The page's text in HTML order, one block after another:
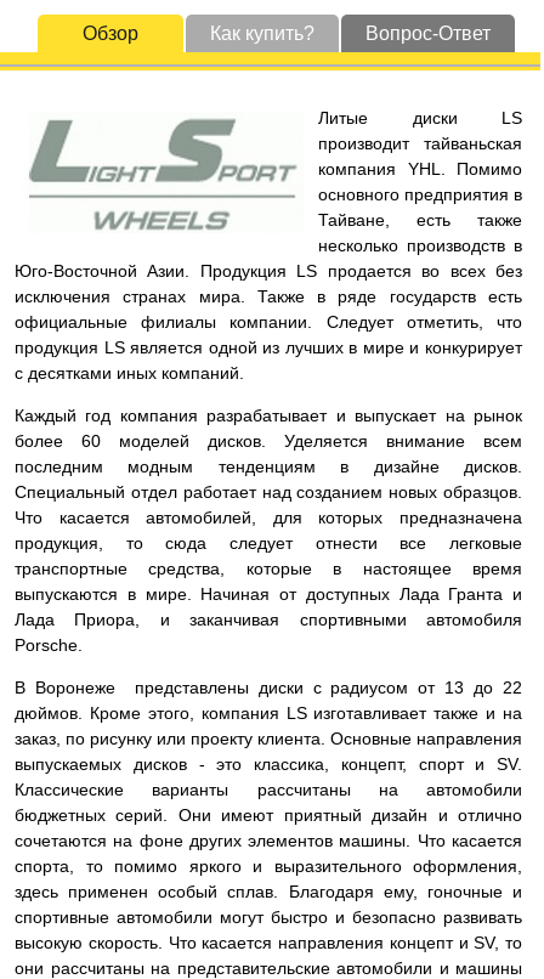
Обзор Как купить? Вопрос-Ответ
Литые диски LS
производит тайваньская
компания YHL. Помимо
основного предприятия в
Тайване, есть также
несколько производств в
Юго-Восточной Азии. Продукция LS продается во всех без
исключения странах мира. Также в ряде государств есть
официальные филиалы компании. Следует отметить, что
продукция LS является одной из лучших в мире и конкурирует
с десятками иных компаний.
Каждый год компания разрабатывает и выпускает на рынок
более 60 моделей дисков. Уделяется внимание всем
последним модным тенденциям в дизайне дисков.
Специальный отдел работает над созданием новых образцов.
Что касается автомобилей, для которых предназначена
продукция, то сюда следует отнести все легковые
транспортные средства, которые в настоящее время
выпускаются в мире. Начиная от доступных Лада Гранта и
Лада Приора, и заканчивая спортивными автомобиля
Porsche.
В Воронеже представлены диски с радиусом от 13 до 22
дюймов. Кроме этого, компания LS изготавливает также и на
заказ, по рисунку или проекту клиента. Основные направления
выпускаемых дисков - это классика, концепт, спорт и SV.
Классические варианты рассчитаны на автомобили
бюджетных серий. Они имеют приятный дизайн и отлично
сочетаются на фоне других элементов машины. Что касается
спорта, то помимо яркого и выразительного оформления,
здесь применен особый сплав. Благодаря ему, гоночные и
спортивные автомобили могут быстро и безопасно развивать
высокую скорость. Что касается направления концепт и SV, то
они рассчитаны на представительские автомобили и машины